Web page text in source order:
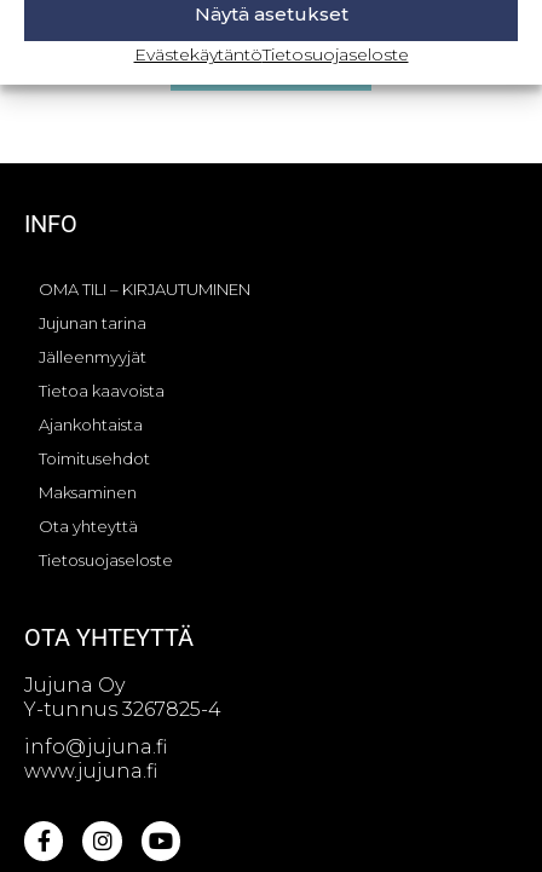
Näytä asetukset
EvästekäytäntöTietosuojaseloste
5,90€ Sis. ALV
Lisää ostoskoriin
INFO
OMA TILI – KIRJAUTUMINEN
Jujunan tarina
Jälleenmyyjät
Tietoa kaavoista
Ajankohtaista
Toimitusehdot
Maksaminen
Ota yhteyttä
Tietosuojaseloste
OTA YHTEYTTÄ
Jujuna Oy
Y-tunnus 3267825-4
info@jujuna.fi
www.jujuna.fi